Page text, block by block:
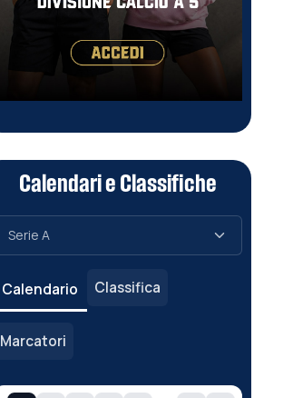
Calendari e Classifiche
Calendario Classifica
Marcatori